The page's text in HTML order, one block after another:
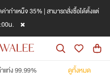
กำเหน็จ 35% | สามารถสั่งซื้อได้ตั้งแต่
น.
แท่ง 99.99% ดูทั้งหมด